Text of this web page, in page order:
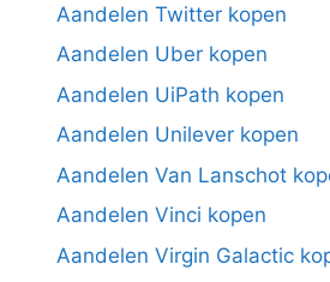
Aandelen Twitter kopen
Aandelen Uber kopen
Aandelen UiPath kopen
Aandelen Unilever kopen
Aandelen Van Lanschot
Aandelen Vinci kopen
Aandelen Virgin Galactic